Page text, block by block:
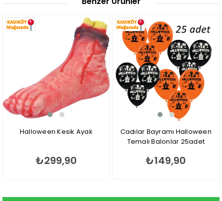
Halloween Kesik Ayak
₺299,90
Cadılar Bayramı Halloween
Temalı Balonlar 25adet
₺149,90